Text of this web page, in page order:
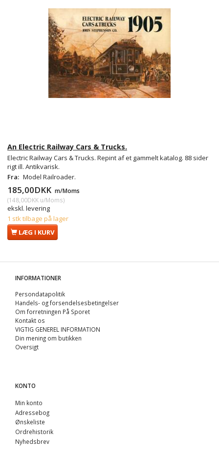
An Electric Railway Cars & Trucks.
Electric Railway Cars & Trucks. Repint af et gammelt katalog. 88 sider
rigt ill. Antikvarisk.
Fra: Model Railroader.
185,00DKK m/Moms
(148,00DKK u/Moms)
ekskl. levering
1 stk tilbage på lager
LÆG I KURV
INFORMATIONER
Persondatapolitik
Handels- og forsendelsesbetingelser
Om forretningen På Sporet
Kontakt os
VIGTIG GENEREL INFORMATION
Din mening om butikken
Oversigt
KONTO
Min konto
Adressebog
Ønskeliste
Ordrehistorik
Nyhedsbrev